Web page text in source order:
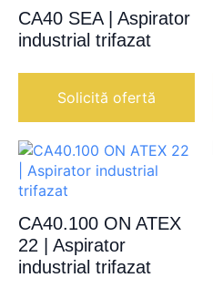
CA40 SEA | Aspirator
industrial trifazat
Solicită ofertă
CA40.100 ON ATEX
22 | Aspirator
industrial trifazat